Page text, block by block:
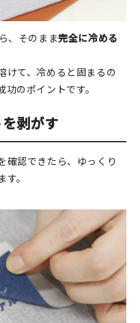
、そのまま完全に冷める
けて、冷めると固まるの
のポイントです。
剥がす
確認できたら、ゆっくり
。